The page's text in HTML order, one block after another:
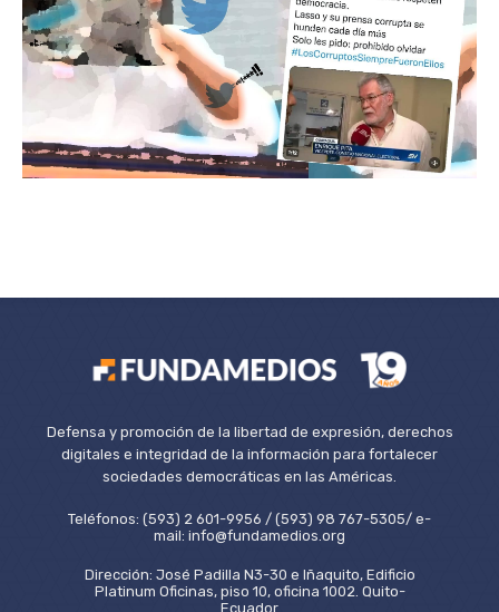
Defensa y promoción de la libertad de expresión, derechos
digitales e integridad de la información para fortalecer
sociedades democráticas en las Américas.
Teléfonos: (593) 2 601-9956 / (593) 98 767-5305/ e-
mail: info@fundamedios.org
Dirección: José Padilla N3-30 e Iñaquito, Edificio
Platinum Oficinas, piso 10, oficina 1002. Quito-
Ecuador